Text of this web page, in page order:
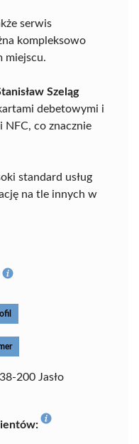
serwis
kompleksowo
miejscu.
Szeląg
debetowymi i
NFC, co znacznie
standard usług
na tle innych w
200 Jasło